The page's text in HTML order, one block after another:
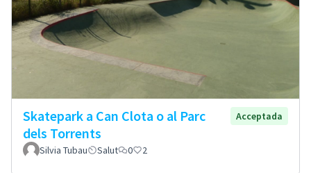
Skatepark a Can Clota o al Parc
dels Torrents
Acceptada
Silvia Tubau Salut 0 2